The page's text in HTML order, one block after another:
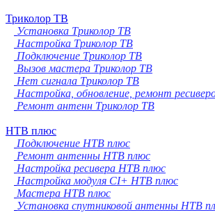
Триколор ТВ
Установка Триколор ТВ
Настройка Триколор ТВ
Подключение Триколор ТВ
Вызов мастера Триколор ТВ
Нет сигнала Триколор ТВ
Настройка, обновление, ремонт
Ремонт антенн Триколор ТВ
НТВ плюс
Подключение НТВ плюс
Ремонт антенны НТВ плюс
Настройка ресивера НТВ плюс
Настройка модуля CI+ НТВ плюс
Мастера НТВ плюс
Установка спутниковой антенны НТВ